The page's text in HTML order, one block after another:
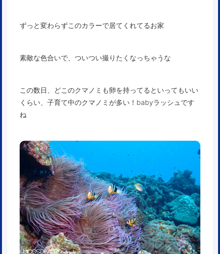
ずっと変わらずこのカラーで居てくれてるお家
素敵な色合いで、ついつい撮りたくなっちゃうな
この数日、どこのクマノミも卵を持ってるといってもいい
くらい、子育て中のクマノミが多い！babyラッシュです
ね